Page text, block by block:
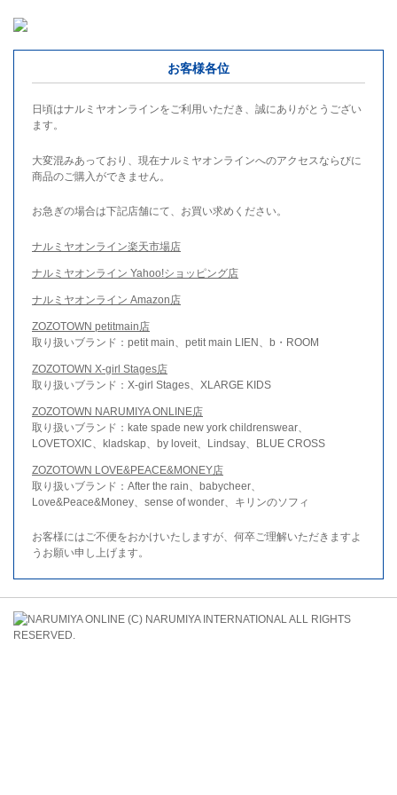
お客様各位
日頃はナルミヤオンラインをご利用いただき、誠にありがとうござい
ます。
大変混みあっており、現在ナルミヤオンラインへのアクセスならびに
商品のご購入ができません。
お急ぎの場合は下記店舗にて、お買い求めください。
ナルミヤオンライン楽天市場店
ナルミヤオンライン Yahoo!ショッピング店
ナルミヤオンライン Amazon店
ZOZOTOWN petitmain店
取り扱いブランド：petit main、petit main LIEN、b・ROOM
ZOZOTOWN X-girl Stages店
取り扱いブランド：X-girl Stages、XLARGE KIDS
ZOZOTOWN NARUMIYA ONLINE店
取り扱いブランド：kate spade new york childrenswear、
LOVETOXIC、kladskap、by loveit、Lindsay、BLUE CROSS
ZOZOTOWN LOVE&PEACE&MONEY店
取り扱いブランド：After the rain、babycheer、
Love&Peace&Money、sense of wonder、キリンのソフィ
お客様にはご不便をおかけいたしますが、何卒ご理解いただきますよ
うお願い申し上げます。